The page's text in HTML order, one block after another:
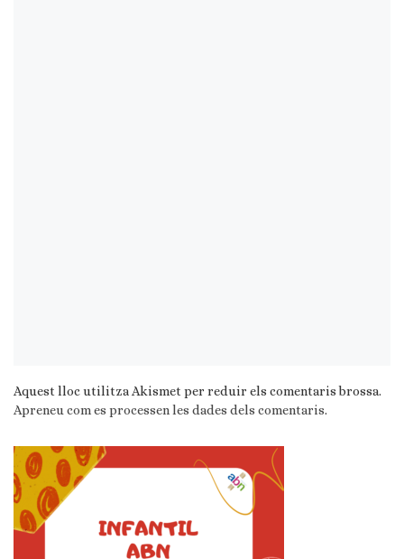
Aquest lloc utilitza Akismet per reduir els comentaris brossa.
Apreneu com es processen les dades dels comentaris.